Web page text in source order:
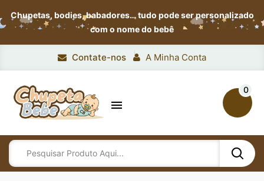
Chupetas, bodies, babadores…tudo pode ser personalizado
com o nome do bebê
Contate-nos A Minha Conta

0